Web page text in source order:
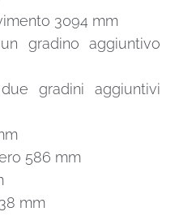
3094 mm
gradino aggiuntivo
gradini aggiuntivi
586 mm
mm